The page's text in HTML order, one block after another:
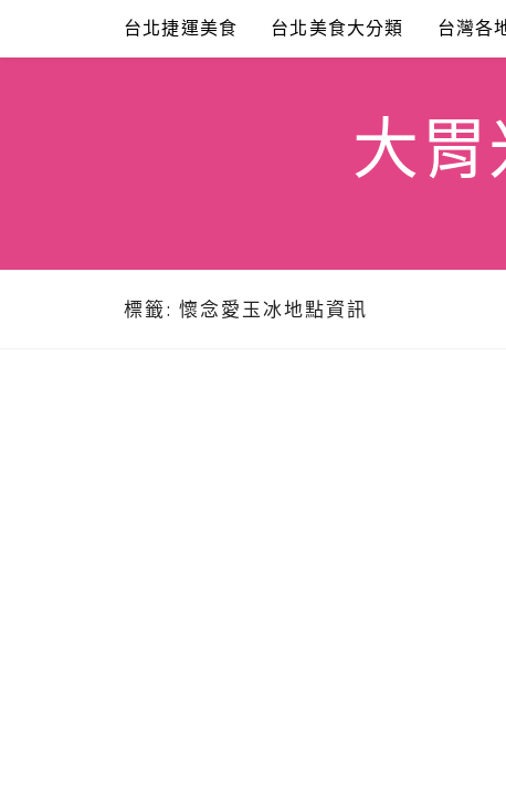
content
台北捷運美食 台北美食大分類 台灣各
大
標籤: 懷念愛玉冰地點資訊